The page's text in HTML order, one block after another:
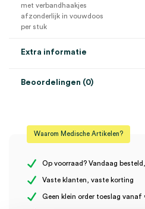
met verbandhaakjes
afzonderlijk in vouwdoos
per stuk
Extra informatie
Steriel onsteriel
Beoordelingen (0)
Er zijn nog geen beoordelingen.
Waarom Medische Artikelen?
Op voorraad? Vandaag
Vaste klanten, vaste korting
Geen klein order toeslag vanaf